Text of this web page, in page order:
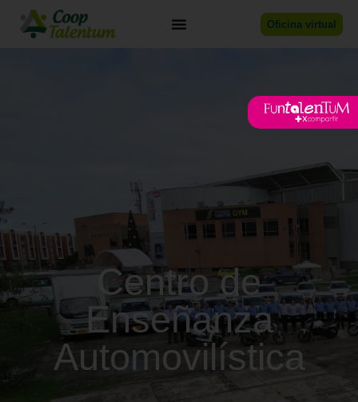
Oficina virtual
Centro de
Enseñanza
Automovilística